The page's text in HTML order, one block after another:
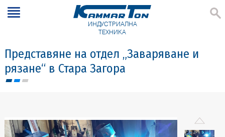
ИНДУСТРИАЛНА
ТЕХНИКА
Представяне на отдел „Заваряване и
рязане“ в Стара Загора